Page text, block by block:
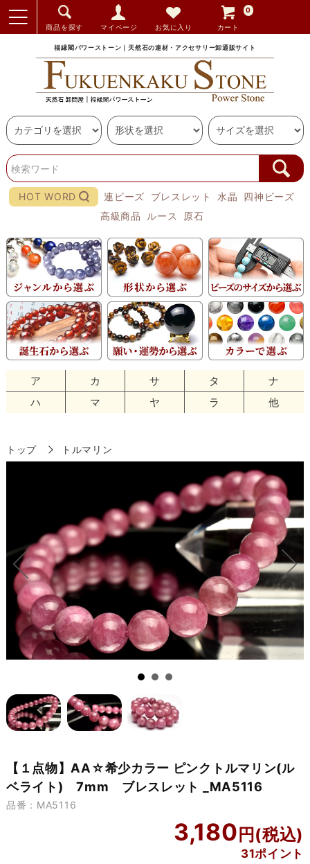
商品を探す マイページ お気に入り カート
0
福縁閣パワーストーン｜天然石の連材・アクセサリー卸通販サイト
HOT WORD 連ビーズ ブレスレット 水晶
四神ビーズ
高級商品
ルース 原石
ア カ サ タ
ナ
ハ
マ ヤ ラ 他
トップ トルマリン
【１点物】AA☆希少カラー ピンクトルマリン(ル
ベライト) 7mm ブレスレット _MA5116
品番：MA5116
3,180
31ポイント